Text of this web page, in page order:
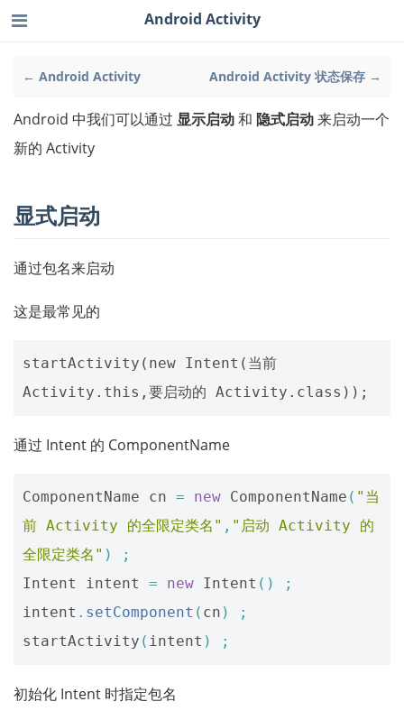
← Android Activity Android Activity 状态保存 →
Android Activity
Android 中我们可以通过 显示启动和 隐式启动来启动一个
新的 Activity
显式启动
通过包名来启动
这是最常见的
startActivity(new Intent(当前
通过 Intent 的 ComponentName
ComponentName cn = new ComponentName ( "当
前 Activity 的全限定类名" , "启动 Activity 的
全限定类名" )
;
Intent
intent = new Intent ()
;
intent . setComponent ( cn )
;
startActivity ( intent ) ;
初始化 Intent 时指定包名